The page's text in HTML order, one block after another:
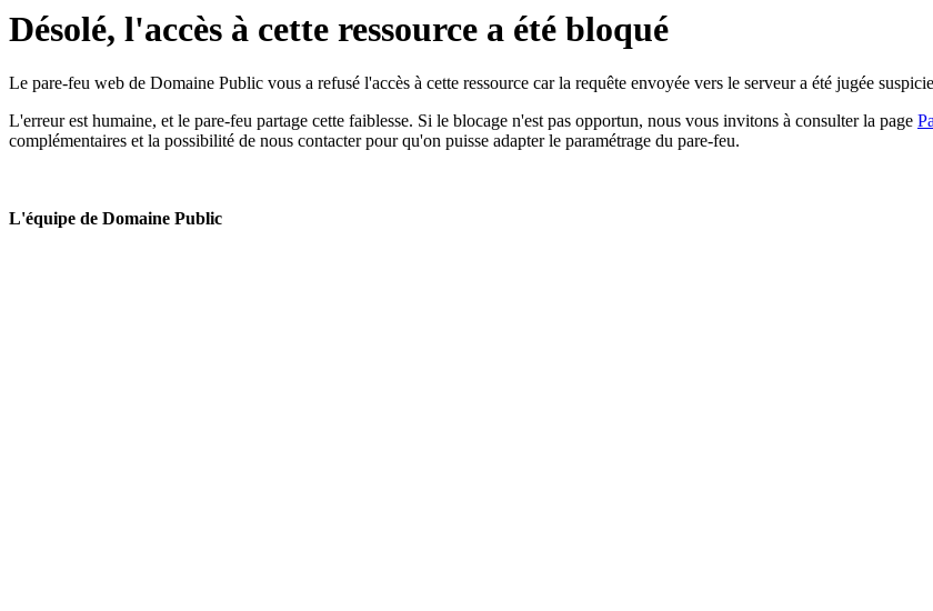
Désolé, l'accès à cette ressource a été bloqué
Le pare-feu web de Domaine Public vous a refusé l'accès à cette ressource car la requête envoyée vers le serveur a été jugée
L'erreur est humaine, et le pare-feu partage cette faiblesse. Si le blocage n'est pas opportun, nous vous invitons à consulter la page
complémentaires et la possibilité de nous contacter pour qu'on puisse adapter le paramétrage du pare-feu.
L'équipe de Domaine Public